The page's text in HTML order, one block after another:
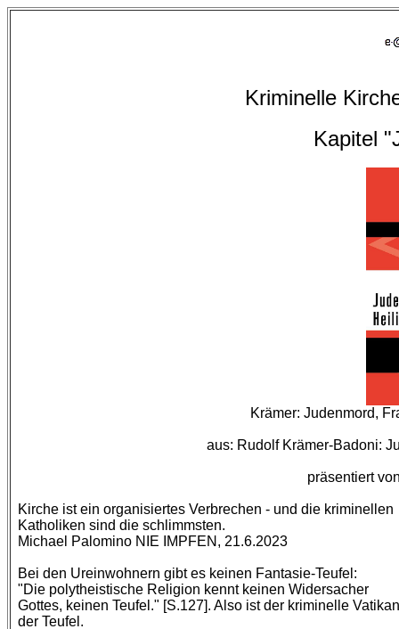
Kriminelle
Kapitel
Krämer: Judenmord,
aus: Rudolf Krämer-Badoni:
präsentiert
Kirche ist ein organisiertes Verbrechen - und die kriminellen
Katholiken sind die schlimmsten.
Michael Palomino NIE IMPFEN, 21.6.2023
Bei den Ureinwohnern gibt es keinen Fantasie-Teufel:
"Die polytheistische Religion kennt keinen Widersacher
Gottes, keinen Teufel." [S.127]. Also ist der kriminelle Vatikan
der Teufel.